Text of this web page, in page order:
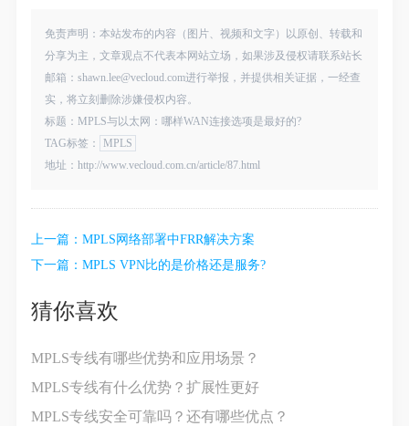
免责声明：本站发布的内容（图片、视频和文字）以原创、转载和
分享为主，文章观点不代表本网站立场，如果涉及侵权请联系站长
邮箱：shawn.lee@vecloud.com进行举报，并提供相关证据，一经查
实，将立刻删除涉嫌侵权内容。
标题：MPLS与以太网：哪样WAN连接选项是最好的?
TAG标签：
MPLS
地址：http://www.vecloud.com.cn/article/87.html
上一篇：MPLS网络部署中FRR解决方案
下一篇：MPLS VPN比的是价格还是服务?
猜你喜欢
MPLS专线有哪些优势和应用场景？
MPLS专线有什么优势？扩展性更好
MPLS专线安全可靠吗？还有哪些优点？